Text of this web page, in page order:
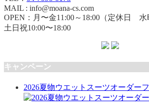
MAIL : info@moana-cs.com
OPEN：月〜金11:00～18:00（定休日 水
土日祝10:00〜18:00
キャンペーン
2026夏物ウエットスーツオーダー